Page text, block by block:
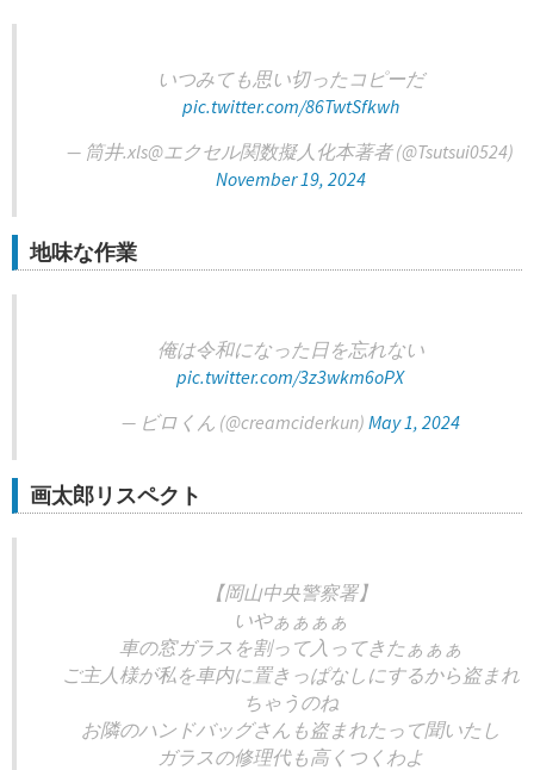
いつみても思い切ったコピーだ
pic.twitter.com/86TwtSfkwh
— 筒井.xls@エクセル関数擬人化本著者 (@Tsutsui0524)
November 19, 2024
地味な作業
俺は令和になった日を忘れない
pic.twitter.com/3z3wkm6oPX
— ビロくん (@creamciderkun) May 1, 2024
画太郎リスペクト
【岡山中央警察署】
いやぁぁぁぁ
車の窓ガラスを割って入ってきたぁぁぁ
ご主人様が私を車内に置きっぱなしにするから盗まれ
ちゃうのね
お隣のハンドバッグさんも盗まれたって聞いたし
ガラスの修理代も高くつくわよ